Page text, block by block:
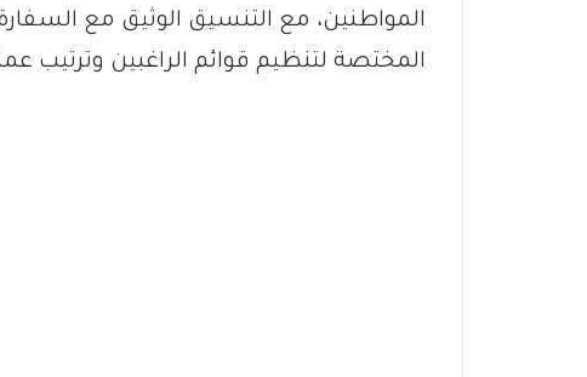
المواطنين، مع التنسيق الوثيق مع
المختصة لتنظيم قوائم الراغبين وترتيب